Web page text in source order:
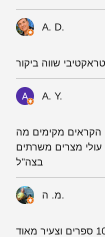
A. D.
שווה ביקור
A. Y.
הקראים מקימים מה
מצרים משרתים
בצה"ל
מ. ה.
מדריך נהדר טוב מ 10 ספרים וצעיר מאוד